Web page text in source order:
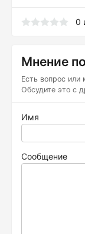
0
Мнение
Есть вопрос или
Обсудите это с
Имя
Сообщение